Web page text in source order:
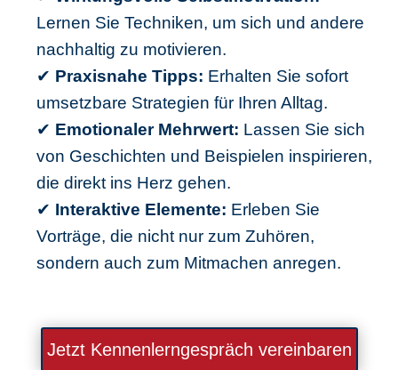
Lernen Sie Techniken, um sich und andere
nachhaltig zu motivieren.
✔ Praxisnahe Tipps: Erhalten Sie sofort
umsetzbare Strategien für Ihren Alltag.
✔ Emotionaler Mehrwert: Lassen Sie sich
von Geschichten und Beispielen inspirieren,
die direkt ins Herz gehen.
✔ Interaktive Elemente: Erleben Sie
Vorträge, die nicht nur zum Zuhören,
sondern auch zum Mitmachen anregen.
Jetzt Kennenlerngespräch vereinbaren